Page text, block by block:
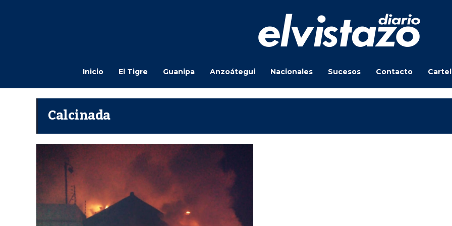
Inicio El Tigre Guanipa Anzoátegui Nacionales Sucesos Contacto
Calcinada